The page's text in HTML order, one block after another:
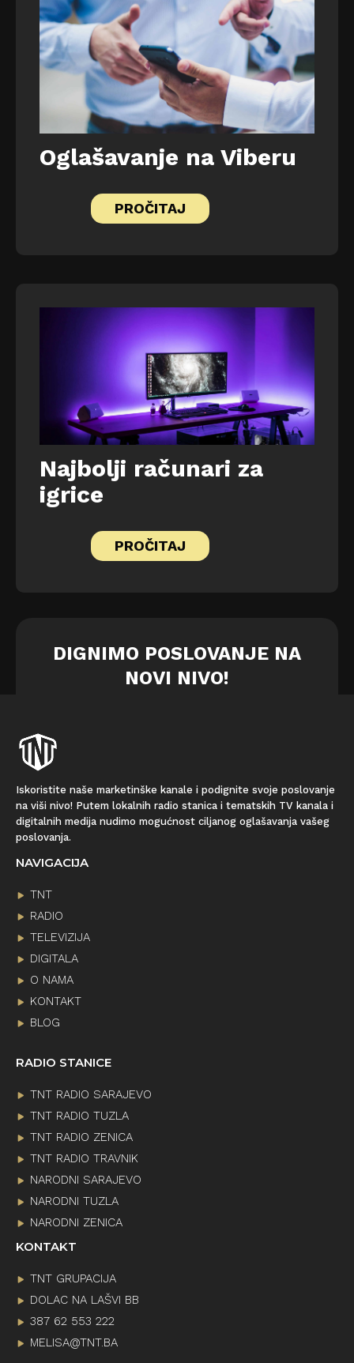
Oglašavanje na Viberu
PROČITAJ
Najbolji računari za
igrice
PROČITAJ
DIGNIMO POSLOVANJE NA
NOVI NIVO!
Iskoristite naše marketinške kanale i podignite svoje poslovanje
na viši nivo! Putem lokalnih radio stanica i tematskih TV kanala i
digitalnih medija nudimo mogućnost ciljanog oglašavanja vašeg
poslovanja.
NAVIGACIJA
TNT
RADIO
TELEVIZIJA
DIGITALA
O NAMA
KONTAKT
BLOG
RADIO STANICE
TNT RADIO SARAJEVO
TNT RADIO TUZLA
TNT RADIO ZENICA
TNT RADIO TRAVNIK
NARODNI SARAJEVO
NARODNI TUZLA
NARODNI ZENICA
KONTAKT
TNT GRUPACIJA
DOLAC NA LAŠVI BB
387 62 553 222
MELISA@TNT.BA